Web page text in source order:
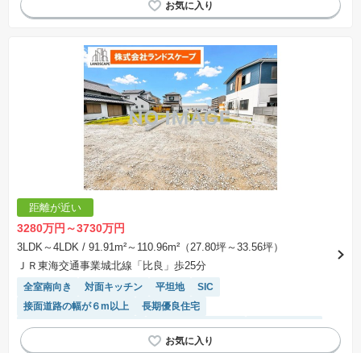
距離が近い
3280万円～3730万円
3LDK～4LDK / 91.91m²～110.96m²（27.80坪～33.56坪）
ＪＲ東海交通事業城北線「比良」歩25分
全室南向き 対面キッチン 平坦地
SIC
接面道路の幅が６m以上
長期優良住宅
モニター付きインターホン
キッチン収納が多い
トイレ2個以上
閑静な住宅地
バリアフリー 陽当り良好